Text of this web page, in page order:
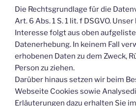
Die Rechtsgrundlage für die
Art. 6 Abs. 1 S. 1 lit. f DSGVO.
Interesse folgt aus oben
Datenerhebung. In keinem Fall
erhobenen Daten zu dem Zweck,
Person zu ziehen.
Darüber hinaus setzen wir beim
Webseite Cookies sowie
Erläuterungen dazu erhalten Sie